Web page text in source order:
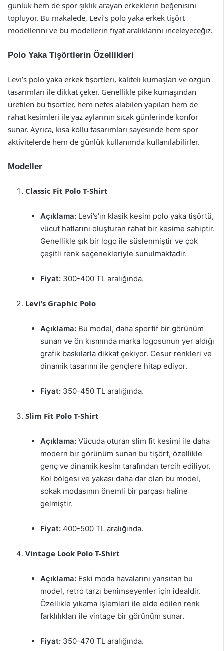
günlük hem de spor şıklık arayan erkeklerin beğenisini
topluyor. Bu makalede, Levi’s polo yaka erkek tişört
modellerini ve bu modellerin fiyat aralıklarını inceleyeceğiz.
Polo Yaka Tişörtlerin Özellikleri
Levi’s polo yaka erkek tişörtleri, kaliteli kumaşları ve özgün
tasarımları ile dikkat çeker. Genellikle pike kumaşından
üretilen bu tişörtler, hem nefes alabilen yapıları hem de
rahat kesimleri ile yaz aylarının sıcak günlerinde konfor
sunar. Ayrıca, kısa kollu tasarımları sayesinde hem spor
aktivitelerde hem de günlük kullanımda kullanılabilirler.
Modeller
Classic Fit Polo T-Shirt
Açıklama: Levi’s’ın klasik kesim polo yaka tişörtü,
vücut hatlarını oluşturan rahat bir kesime sahiptir.
Genellikle şık bir logo ile süslenmiştir ve çok
çeşitli renk seçenekleriyle sunulmaktadır.
Fiyat: 300-400 TL aralığında.
Levi’s Graphic Polo
Açıklama: Bu model, daha sportif bir görünüm
sunan ve ön kısmında marka logosunun yer aldığı
grafik baskılarla dikkat çekiyor. Cesur renkleri ve
dinamik tasarımı ile gençlere hitap ediyor.
Fiyat: 350-450 TL aralığında.
Slim Fit Polo T-Shirt
Açıklama: Vücuda oturan slim fit kesimi ile daha
modern bir görünüm sunan bu tişört, özellikle
genç ve dinamik kesim tarafından tercih ediliyor.
Kol bölgesi ve yakası daha dar olan bu model,
sokak modasının önemli bir parçası haline
gelmiştir.
Fiyat: 400-500 TL aralığında.
Vintage Look Polo T-Shirt
Açıklama: Eski moda havalarını yansıtan bu
model, retro tarzı benimseyenler için idealdir.
Özellikle yıkama işlemleri ile elde edilen renk
farklılıkları ile vintage bir görünüm sunar.
Fiyat: 350-470 TL aralığında.